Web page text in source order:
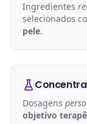
Ingredientes
selecionados
pele.
Dosagens
objetivo